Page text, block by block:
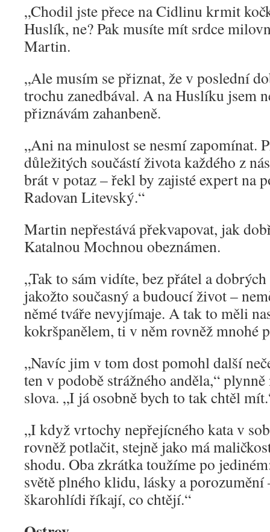
„Chodil jste přece na Cidlinu krmit
Huslík, ne? Pak musíte mít srdce
Martin.
„Ale musím se přiznat, že v poslední
trochu zanedbával. A na Huslíku jsem
přiznávám zahanbeně.
„Ani na minulost se nesmí zapomínat.
důležitých součástí života každého z
brát v potaz – řekl by zajisté expert na
Radovan Litevský.“
Martin nepřestává překvapovat, jak
Katalnou Mochnou obeznámen.
„Tak to sám vidíte, bez přátel a
jakožto současný a budoucí život –
němé tváře nevyjímaje. A tak to měli
kokršpanělem, ti v něm rovněž mnohé
„Navíc jim v tom dost pomohl další
ten v podobě strážného anděla,“
slova. „I já osobně bych to tak chtěl
„I když vrtochy nepřejícného kata v
rovněž potlačit, stejně jako má
shodu. Oba zkrátka toužíme po
světě plného klidu, lásky a porozumění
škarohlídi říkají, co chtějí.“